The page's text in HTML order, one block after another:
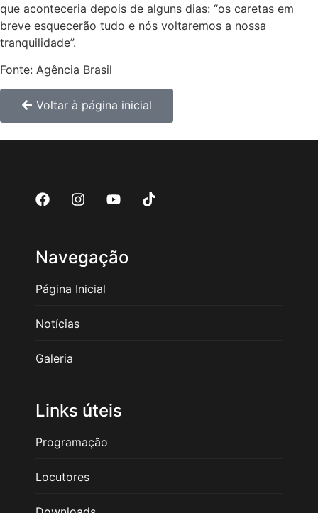
que aconteceria depois de alguns dias: “os caretas em
breve esquecerão tudo e nós voltaremos a nossa
tranquilidade”.
Fonte: Agência Brasil
Voltar à página inicial
Navegação
Página Inicial
Notícias
Galeria
Links úteis
Programação
Locutores